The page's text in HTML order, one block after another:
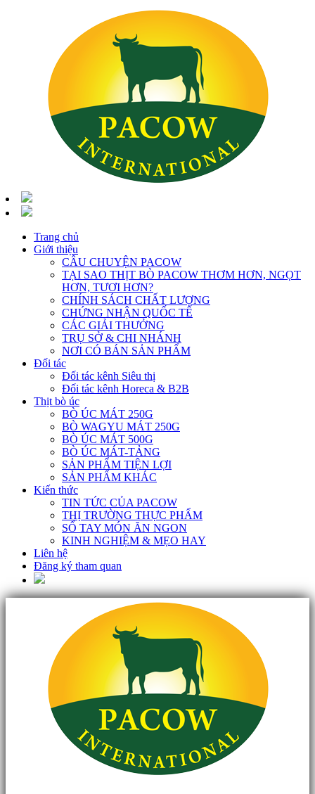
Trang chủ
Giới thiệu
CÂU CHUYỆN PACOW
TẠI SAO THỊT BÒ PACOW THƠM HƠN, NGỌT
HƠN, TƯƠI HƠN?
CHÍNH SÁCH CHẤT LƯỢNG
CHỨNG NHẬN QUỐC TẾ
CÁC GIẢI THƯỞNG
TRỤ SỞ & CHI NHÁNH
NƠI CÓ BÁN SẢN PHẨM
Đối tác
Đối tác kênh Siêu thị
Đối tác kênh Horeca & B2B
Thịt bò úc
BÒ ÚC MÁT 250G
BÒ WAGYU MÁT 250G
BÒ ÚC MÁT 500G
BÒ ÚC MÁT-TẢNG
SẢN PHẨM TIỆN LỢI
SẢN PHẨM KHÁC
Kiến thức
TIN TỨC CỦA PACOW
THỊ TRƯỜNG THỰC PHẨM
SỔ TAY MÓN ĂN NGON
KINH NGHIỆM & MẸO HAY
Liên hệ
Đăng ký tham quan